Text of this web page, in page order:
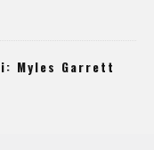
Myles Garrett